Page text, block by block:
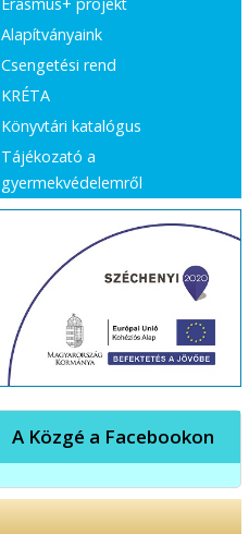
Alapítványaink
Csengetési rend
KRÉTA
Könyvtári katalógus
Tájékozató a
gyermekvédelemről
A Közgé a Facebookon